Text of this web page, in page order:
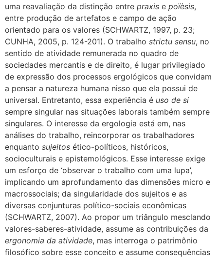
uma reavaliação da distinção entre praxis e poïèsis,
entre produção de artefatos e campo de ação
orientado para os valores (SCHWARTZ, 1997, p. 23;
CUNHA, 2005, p. 124-201). O trabalho strictu sensu, no
sentido de atividade remunerada no quadro de
sociedades mercantis e de direito, é lugar privilegiado
de expressão dos processos ergológicos que convidam
a pensar a natureza humana nisso que ela possui de
universal. Entretanto, essa experiência é uso de si
sempre singular nas situações laborais também sempre
singulares. O interesse da ergologia está em, nas
análises do trabalho, reincorporar os trabalhadores
enquanto sujeitos ético-políticos, históricos,
socioculturais e epistemológicos. Esse interesse exige
um esforço de ‘observar o trabalho com uma lupa’,
implicando um aprofundamento das dimensões micro e
macrossociais; da singularidade dos sujeitos e as
diversas conjunturas político-sociais econômicas
(SCHWARTZ, 2007). Ao propor um triângulo mesclando
valores-saberes-atividade, assume as contribuições da
ergonomia da atividade, mas interroga o patrimônio
filosófico sobre esse conceito e assume consequências